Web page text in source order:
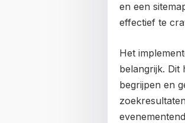
en een
effectief te
Het
belangrijk. Dit
begrijpen en